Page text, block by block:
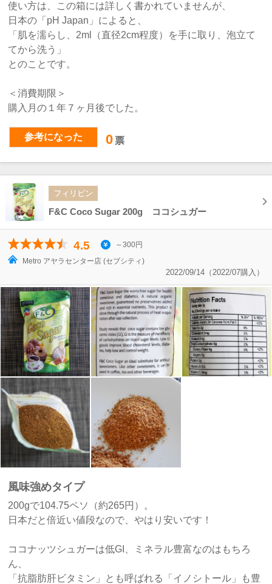
使い方は、この箱には詳しく書かれていませんが、
日本の「pH Japan」によると、
「肌を濡らし、2ml（直径2cm程度）を手に取り、泡立て
てから洗う」
とのことです。
＜消費期限＞
購入月の１年７ヶ月後でした。
参考になった 0 票
フィリピン
F&C Coco Sugar 200g ココシュガー
4.5
～300円
Metro アヤラセンター店 (セブシティ)
2022/09/14（2022/07購入）
風味強めタイプ
200gで104.75ペソ（約265円）。
日本だと倍近い値段なので、やはり安いです！
ココナッツシュガーは低GI、ミネラル豊富なのはもちろ
ん、
「抗脂肪肝ビタミン」とも呼ばれる「イノシトール」も豊